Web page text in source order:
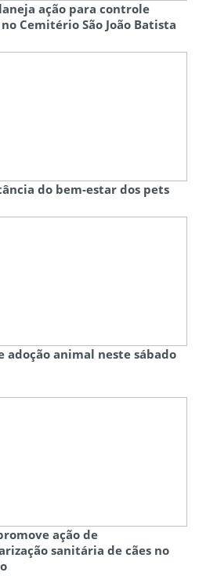
ação para controle
Cemitério São João Batista
do bem-estar dos pets
adoção animal neste sábado
ação de
sanitária de cães no